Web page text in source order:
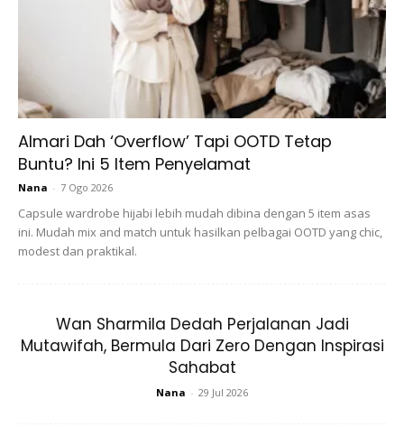
Tugas pertamanya adalah di hospital besar di Kuala
Terengganu. Sepanjang berkhidmat, Prof Dr Sulaiha
kualiti di hospital.
Berkat usaha Prof Dr Sulaiha, hospital tersebut menjadi
hospital terbaik dari segi jaminan kualiti serta menerima
Almari Dah ‘Overflow’ Tapi OOTD Tetap
Buntu? Ini 5 Item Penyelamat
Nana - 7 Ogo 2026
Capsule wardrobe hijabi lebih mudah dibina dengan 5 item asas
ini. Mudah mix and match untuk hasilkan pelbagai OOTD yang chic,
modest dan praktikal.
Wan Sharmila Dedah Perjalanan Jadi
Mutawifah, Bermula Dari Zero Dengan Inspirasi
Sahabat
Nana - 29 Jul 2026